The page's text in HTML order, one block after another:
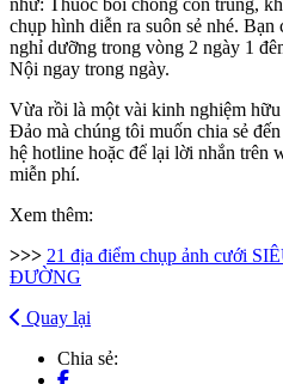
như: Thuốc bôi chống côn trùng,
chụp hình diễn ra suôn sẻ nhé. Bạn
nghỉ dưỡng trong vòng 2 ngày 1
Nội ngay trong ngày.
Vừa rồi là một vài kinh nghiệm
Đảo mà chúng tôi muốn chia sẻ
hệ hotline hoặc để lại lời nhắn trên
miễn phí.
Xem thêm:
>>> 21 địa điểm chụp ảnh cưới
ĐƯỜNG
Quay lại
Chia sẻ: